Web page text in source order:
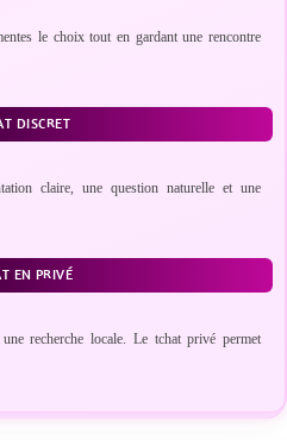
le choix tout en gardant une rencontre
DISCRET
claire, une question naturelle et une
EN PRIVÉ
recherche locale. Le tchat privé permet